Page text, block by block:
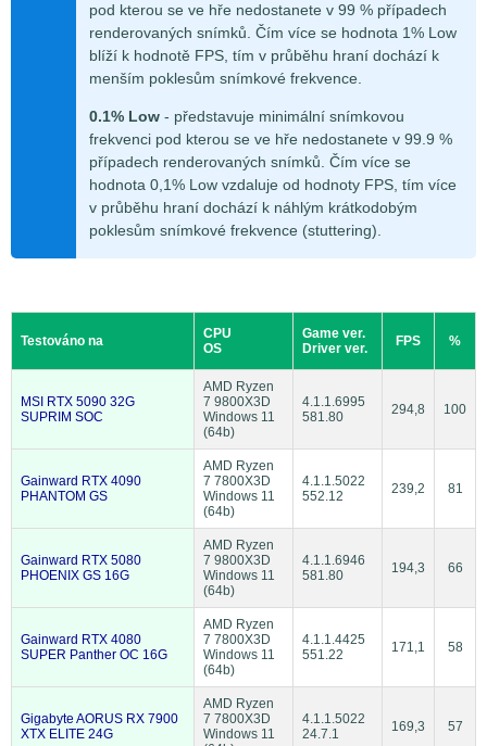
pod kterou se ve hře nedostanete v 99 % případech
renderovaných snímků. Čím více se hodnota 1% Low
blíží k hodnotě FPS, tím v průběhu hraní dochází k
menším poklesům snímkové frekvence.
0.1% Low - představuje minimální snímkovou
frekvenci pod kterou se ve hře nedostanete v 99.9 %
případech renderovaných snímků. Čím více se
hodnota 0,1% Low vzdaluje od hodnoty FPS, tím více
v průběhu hraní dochází k náhlým krátkodobým
poklesům snímkové frekvence (stuttering).
Testováno na
CPU
OS
Game ver.
Driver ver.
FPS %
MSI RTX 5090 32G
SUPRIM SOC
AMD Ryzen
7 9800X3D
Windows 11
(64b)
4.1.1.6995
581.80
294,8 100
Gainward RTX 4090
PHANTOM GS
AMD Ryzen
7 7800X3D
Windows 11
(64b)
4.1.1.5022
552.12
239,2 81
Gainward RTX 5080
PHOENIX GS 16G
AMD Ryzen
7 9800X3D
Windows 11
(64b)
4.1.1.6946
581.80
194,3 66
Gainward RTX 4080
SUPER Panther OC 16G
AMD Ryzen
7 7800X3D
Windows 11
(64b)
4.1.1.4425
551.22
171,1 58
Gigabyte AORUS RX 7900
XTX ELITE 24G
AMD Ryzen
7 7800X3D
Windows 11
4.1.1.5022
24.7.1
169,3 57